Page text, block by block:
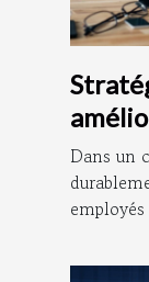
Dans un
employés